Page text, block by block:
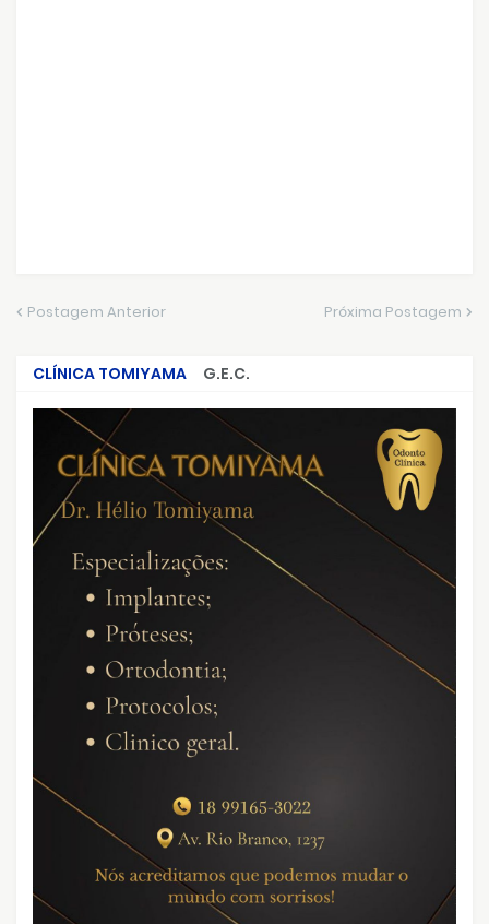
Postagem Anterior Próxima Postagem
CLÍNICA TOMIYAMA
G.E.C.
CRIMES QUE ABALARAM O BRASIL